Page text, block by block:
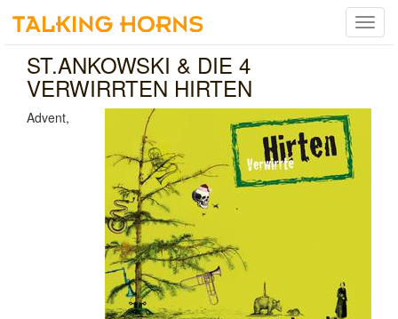
Menu
ST.ANKOWSKI & DIE 4
VERWIRRTEN HIRTEN
Advent,